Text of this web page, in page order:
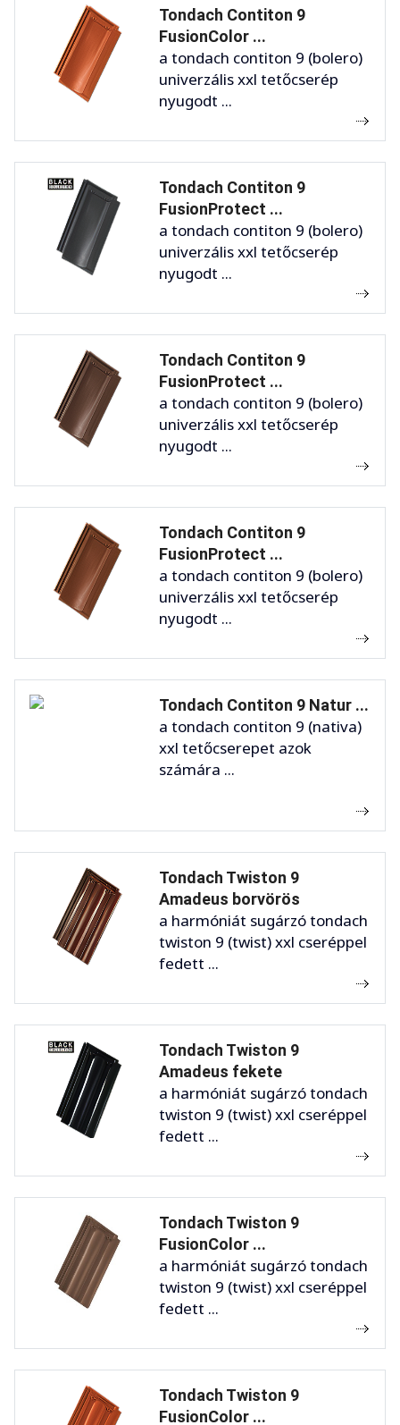
Tondach Contiton 9
FusionColor ...
a tondach contiton 9 (bolero)
univerzális xxl tetőcserép
nyugodt ...
Tondach Contiton 9
FusionProtect ...
a tondach contiton 9 (bolero)
univerzális xxl tetőcserép
nyugodt ...
Tondach Contiton 9
FusionProtect ...
a tondach contiton 9 (bolero)
univerzális xxl tetőcserép
nyugodt ...
Tondach Contiton 9
FusionProtect ...
a tondach contiton 9 (bolero)
univerzális xxl tetőcserép
nyugodt ...
Tondach Contiton 9 Natur ...
a tondach contiton 9 (nativa)
xxl tetőcserepet azok
számára ...
Tondach Twiston 9
Amadeus borvörös
a harmóniát sugárzó tondach
twiston 9 (twist) xxl cseréppel
fedett ...
Tondach Twiston 9
Amadeus fekete
a harmóniát sugárzó tondach
twiston 9 (twist) xxl cseréppel
fedett ...
Tondach Twiston 9
FusionColor ...
a harmóniát sugárzó tondach
twiston 9 (twist) xxl cseréppel
fedett ...
Tondach Twiston 9
FusionColor ...